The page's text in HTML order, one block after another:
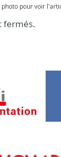
photo pour voir
fermés.